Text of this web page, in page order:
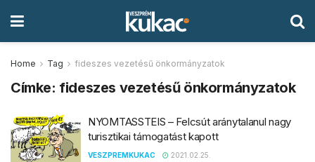
Home Tag fideszes vezetésű önkormányzatok
Címke: fideszes vezetésű önkormányzatok
NYOMTASSTEIS – Felcsút aránytalanul nagy
turisztikai támogatást kapott
VESZPREMKUKAC 2021.02.25.